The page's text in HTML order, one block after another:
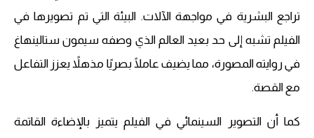
تراجع البشرية في مواجهة الآلات. البيئة التي تم تصويرها في
الفيلم تشبه إلى حد بعيد العالم الذي وصفه سيمون ستالينهاغ
في روايته المصورة، مما يضيف عاملًا بصريًا مذهلاً يعزز التفاعل
مع القصة.
كما أن التصوير السينمائي في الفيلم يتميز بالإضاءة القاتمة